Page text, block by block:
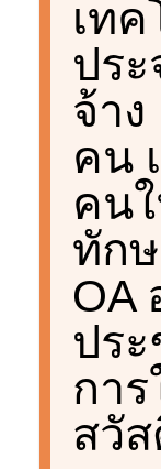
เท
ปร
จ้า
คน
คน
ทัก
OA
ปร
กา
สวั